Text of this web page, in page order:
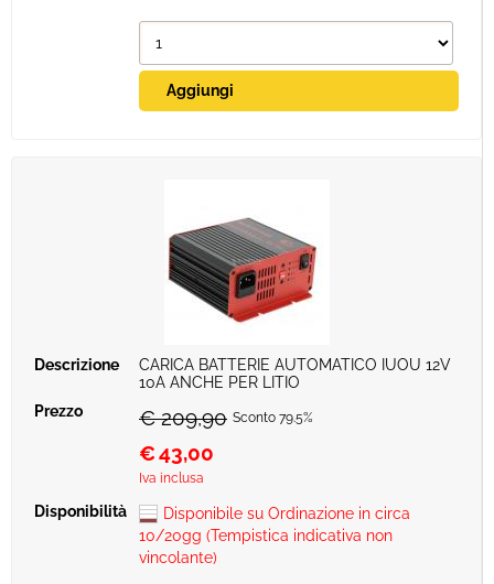
CARICA BATTERIE AUTOMATICO IUOU 12V
10A ANCHE PER LITIO
€ 209,90 Sconto 79.5%
€43,00
Iva inclusa
Disponibile su Ordinazione in circa
10/20gg (Tempistica indicativa non
vincolante)